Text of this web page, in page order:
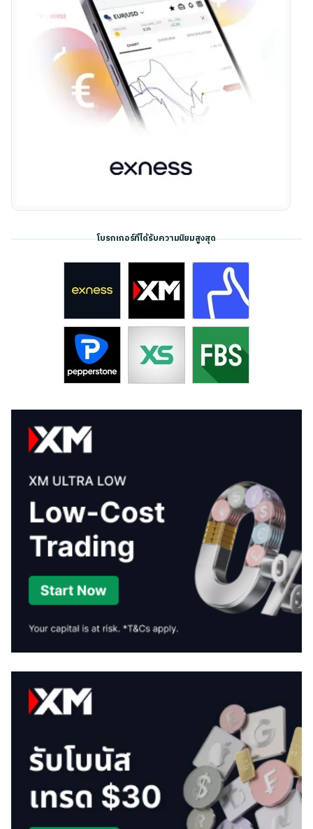
โบรกเกอร์ที่ได้รับความนิยมสูงสุด